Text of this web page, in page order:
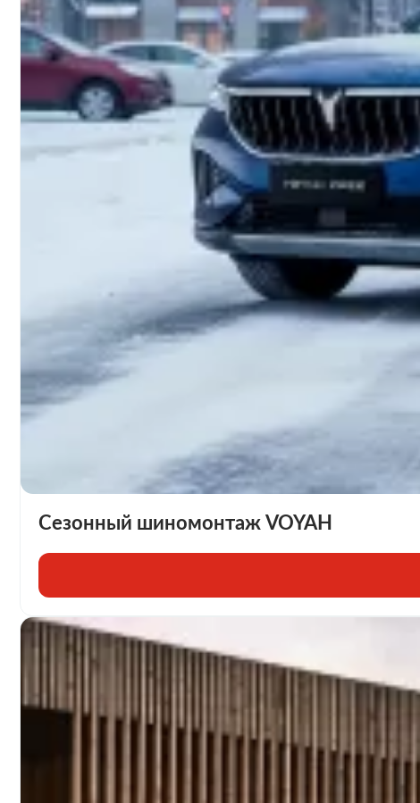
Сезонный шиномонтаж VOYAH